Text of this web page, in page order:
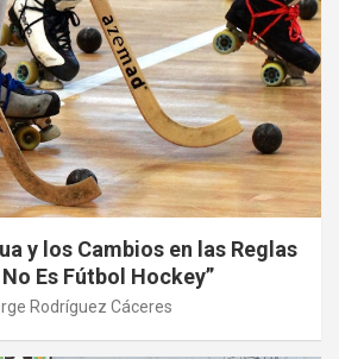
y los Cambios en las Reglas
Es Fútbol Hockey”
Rodríguez Cáceres